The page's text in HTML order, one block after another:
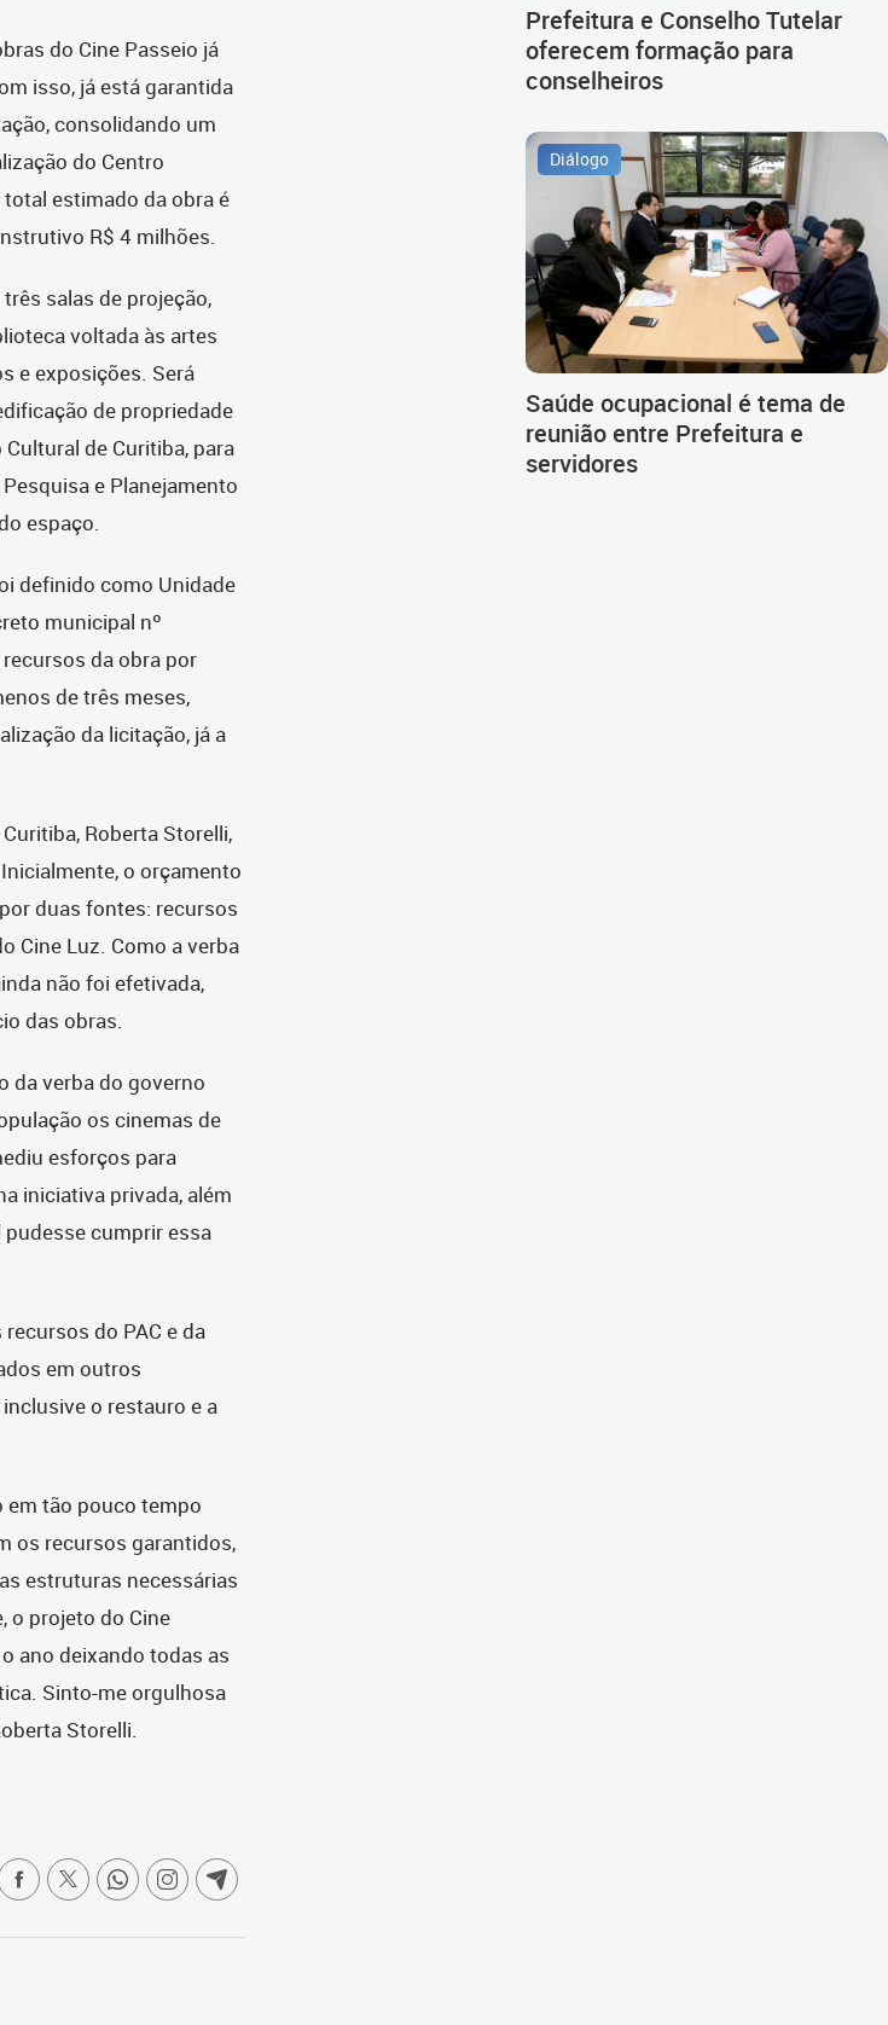
do Cine Passeio já
isso, já está garantida
consolidando um
do Centro
estimado da obra é
R$ 4 milhões.
salas de projeção,
voltada às artes
e exposições. Será
de propriedade
de Curitiba, para
e Planejamento
espaço.
definido como Unidade
municipal nº
da obra por
de três meses,
da licitação, já a
Roberta Storelli,
o orçamento
duas fontes: recursos
Cine Luz. Como a verba
não foi efetivada,
das obras.
da verba do governo
os cinemas de
esforços para
iniciativa privada, além
cumprir essa
do PAC e da
em outros
o restauro e a
tão pouco tempo
os recursos garantidos,
estruturas necessárias
o projeto do Cine
ano deixando todas as
Sinto-me orgulhosa
Storelli.
Prefeitura e Conselho Tutelar
oferecem formação para
conselheiros
Diálogo
Saúde ocupacional é tema de
reunião entre Prefeitura e
servidores